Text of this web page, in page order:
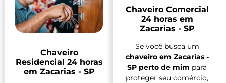
Chaveiro
Residencial 24 horas
em Zacarias - SP
Chaveiro Comercial
24 horas em
Zacarias - SP
Se você busca um
chaveiro em Zacarias -
SP perto de mim para
proteger seu comércio,